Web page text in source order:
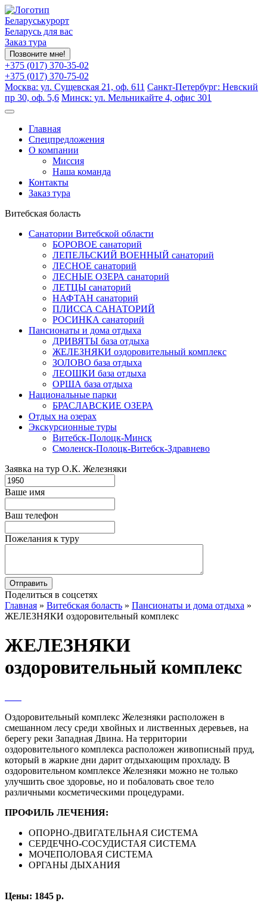
Беларуськурорт
Беларусь для вас
Заказ тура
Позвоните мне!
+375 (017) 370-35-02
+375 (017) 370-75-02
Москва: ул. Сущевская 21, оф. 611 Санкт-Петербург: Невский
пр 30, оф. 5,6 Минск: ул. Мельникайте 4, офис 301
Главная
Спецпредложения
О компании
Миссия
Наша команда
Контакты
Заказ тура
Витебская боласть
Санатории Витебской области
БОРОВОЕ санаторий
ЛЕПЕЛЬСКИЙ ВОЕННЫЙ санаторий
ЛЕСНОЕ санаторий
ЛЕСНЫЕ ОЗЕРА санаторий
ЛЕТЦЫ санаторий
НАФТАН санаторий
ПЛИССА САНАТОРИЙ
РОСИНКА санаторий
Пансионаты и дома отдыха
ДРИВЯТЫ база отдыха
ЖЕЛЕЗНЯКИ оздоровительный комплекс
ЗОЛОВО база отдыха
ЛЕОШКИ база отдыха
ОРША база отдыха
Национальные парки
БРАСЛАВСКИЕ ОЗЕРА
Отдых на озерах
Экскурсионные туры
Витебск-Полоцк-Минск
Смоленск-Полоцк-Витебск-Здравнево
Заявка на тур О.К. Железняки
Ваше имя
Ваш телефон
Пожелания к туру
Поделиться в соцсетях
Главная » Витебская боласть » Пансионаты и дома отдыха »
ЖЕЛЕЗНЯКИ оздоровительный комплекс
ЖЕЛЕЗНЯКИ
оздоровительный комплекс
Оздоровительный комплекс Железняки расположен в
смешанном лесу среди хвойных и лиственных деревьев, на
берегу реки Западная Двина. На территории
оздоровительного комплекса расположен живописный пруд,
который в жаркие дни дарит отдыхающим прохладу. В
оздоровительном комплексе Железняки можно не только
улучшить свое здоровье, но и побаловать свое тело
различными косметическими процедурами.
ПРОФИЛЬ ЛЕЧЕНИЯ:
ОПОРНО-ДВИГАТЕЛЬНАЯ СИСТЕМА
СЕРДЕЧНО-СОСУДИСТАЯ СИСТЕМА
МОЧЕПОЛОВАЯ СИСТЕМА
ОРГАНЫ ДЫХАНИЯ
Цены: 1845 р.